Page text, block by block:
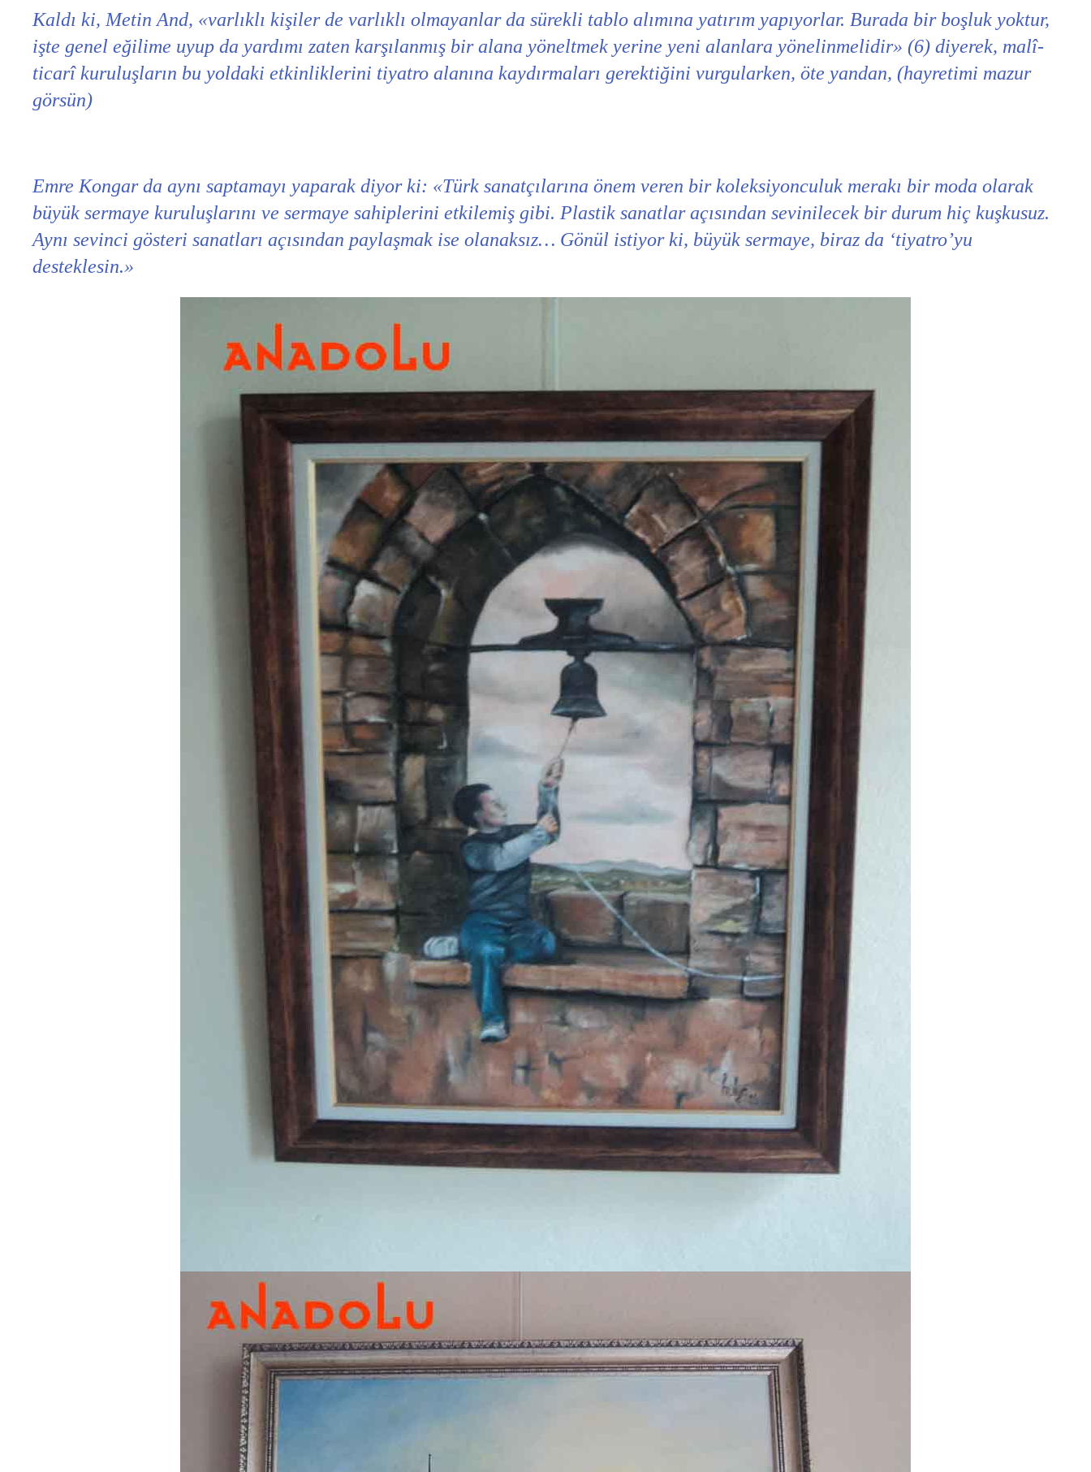
Kaldı ki, Metin And, «varlıklı kişiler de varlıklı olmayanlar da sürekli tablo alımına yatırım yapıyorlar. Burada bir boşluk yoktur,
işte genel eğilime uyup da yardımı zaten karşılanmış bir alana yöneltmek yerine yeni alanlara yönelinmelidir» (6) diyerek, malî-
ticarî kuruluşların bu yoldaki etkinliklerini tiyatro alanına kaydırmaları gerektiğini vurgularken, öte yandan, (hayretimi mazur
görsün)
Emre Kongar da aynı saptamayı yaparak diyor ki: «Türk sanatçılarına önem veren bir koleksiyonculuk merakı bir moda olarak
büyük sermaye kuruluşlarını ve sermaye sahiplerini etkilemiş gibi. Plastik sanatlar açısından sevinilecek bir durum hiç kuşkusuz.
Aynı sevinci gösteri sanatları açısından paylaşmak ise olanaksız… Gönül istiyor ki, büyük sermaye, biraz da ‘tiyatro’yu
desteklesin.»